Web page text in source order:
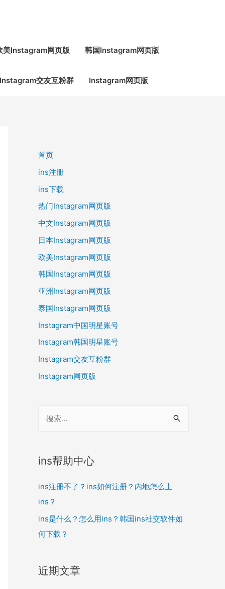
美Instagram网页版 韩国Instagram网页版
Instagram交友互粉群 Instagram网页版
首页
ins注册
ins下载
热门Instagram网页版
中文Instagram网页版
日本Instagram网页版
欧美Instagram网页版
韩国Instagram网页版
亚洲Instagram网页版
泰国Instagram网页版
Instagram中国明星账号
Instagram韩国明星账号
Instagram交友互粉群
Instagram网页版
ins帮助中心
ins注册不了？ins如何注册？内地怎么上
ins？
ins是什么？怎么用ins？韩国ins社交软件如
何下载？
近期文章